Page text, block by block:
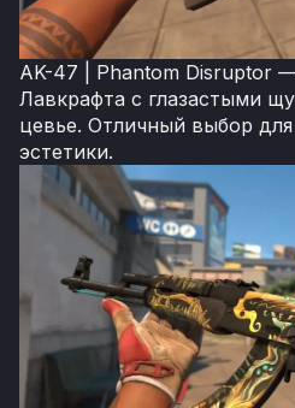
AK-47 | Phantom Disruptor
Лавкрафта с глазастыми
цевье. Отличный выбор
эстетики.